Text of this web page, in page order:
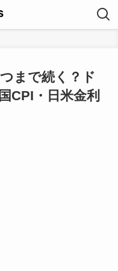
まで続く？ド
CPI・日米金利